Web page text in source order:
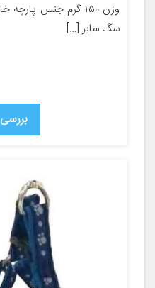
وزن ۱۵۰ گرم جنس
سگ سایر […]